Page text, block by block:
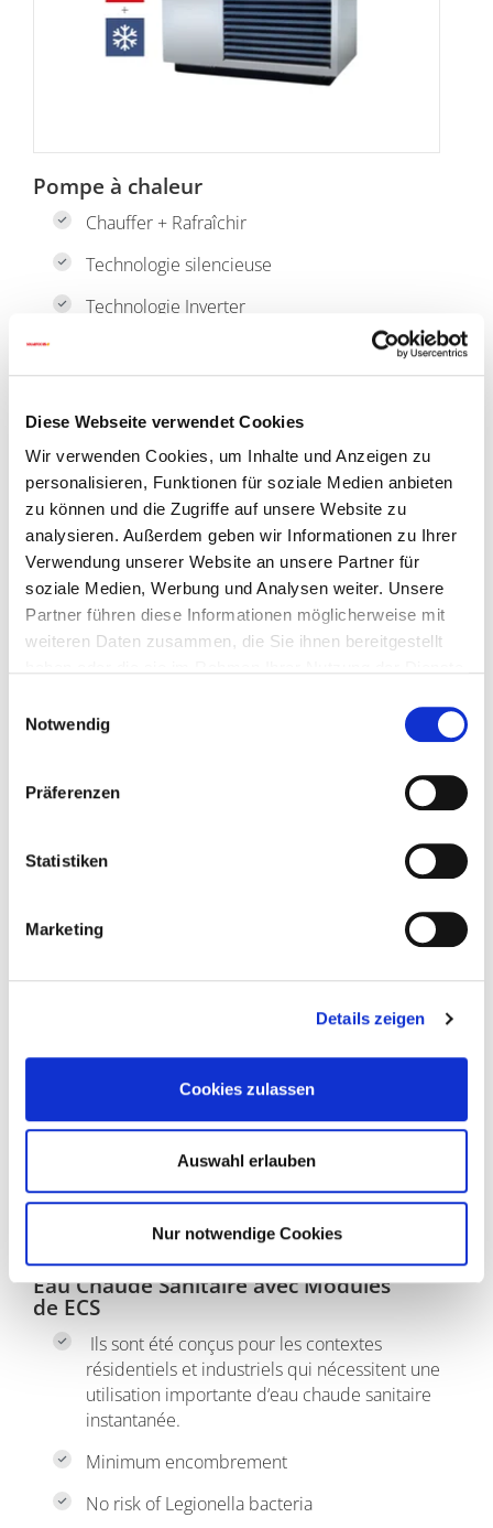
Diese Webseite verwendet Cookies
Wir verwenden Cookies, um Inhalte und Anzeigen zu
personalisieren, Funktionen für soziale Medien anbieten
zu können und die Zugriffe auf unsere Website zu
analysieren. Außerdem geben wir Informationen zu Ihrer
Verwendung unserer Website an unsere Partner für
soziale Medien, Werbung und Analysen weiter. Unsere
Partner führen diese Informationen möglicherweise mit
weiteren Daten zusammen, die Sie ihnen bereitgestellt
Notwendig
Präferenzen
Statistiken
Marketing
Details zeigen
Cookies zulassen
Auswahl erlauben
Nur notwendige Cookies
Pompe à chaleur
Chauffer + Rafraîchir
Technologie silencieuse
Technologie Inverter
Systèmes Solaires
Chauffage de l'eau de piscine
Eau Chaude Sanitaire avec Modules
de ECS
Ils sont été conçus pour les contextes
résidentiels et industriels qui nécessitent une
utilisation importante d‘eau chaude sanitaire
instantanée.
Minimum encombrement
No risk of Legionella bacteria